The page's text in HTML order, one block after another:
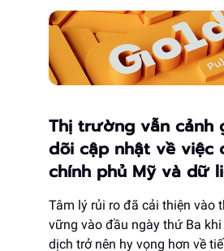
Thị trường vẫn cảnh
dõi cập nhật về việc
chính phủ Mỹ và dữ
Tâm lý rủi ro đã cải thiện vào
vững vào đầu ngày thứ Ba
dịch trở nên hy vọng hơn về